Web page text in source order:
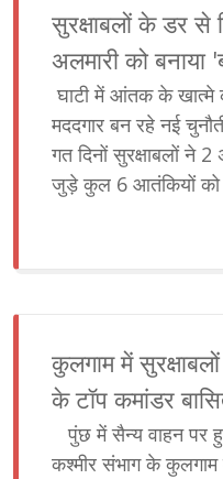
सुरक्षाबलों के डर
अलमारी को बनाया
घाटी में आंतक के खात्मे
मददगार बन रहे नई
गत दिनों सुरक्षाबलों
जुड़े कुल 6 आतंकियों को
कुलगाम में
के टॉप कमांडर
आतंकियों ढेर
पुंछ में सैन्य वाहन पर
कश्मीर संभाग के कुलगाम